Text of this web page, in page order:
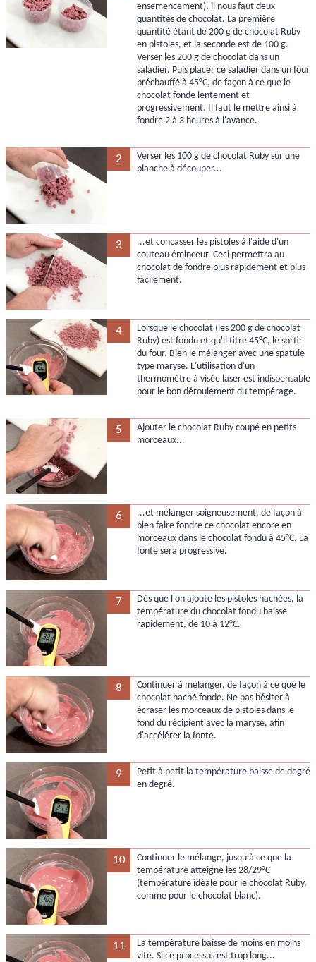
ensemencement), il nous faut deux
quantités de chocolat. La première
quantité étant de 200 g de chocolat Ruby
en pistoles, et la seconde est de 100 g.
Verser les 200 g de chocolat dans un
saladier. Puis placer ce saladier dans un four
préchauffé à 45°C, de façon à ce que le
chocolat fonde lentement et
progressivement. Il faut le mettre ainsi à
fondre 2 à 3 heures à l'avance.
2
Verser les 100 g de chocolat Ruby sur une
planche à découper...
3
...et concasser les pistoles à l'aide d'un
couteau éminceur. Ceci permettra au
chocolat de fondre plus rapidement et plus
facilement.
4
Lorsque le chocolat (les 200 g de chocolat
Ruby) est fondu et qu'il titre 45°C, le sortir
du four. Bien le mélanger avec une spatule
type maryse. L'utilisation d'un
thermomètre à visée laser est indispensable
pour le bon déroulement du tempérage.
5
Ajouter le chocolat Ruby coupé en petits
morceaux...
6
...et mélanger soigneusement, de façon à
bien faire fondre ce chocolat encore en
morceaux dans le chocolat fondu à 45°C. La
fonte sera progressive.
7
Dès que l'on ajoute les pistoles hachées, la
température du chocolat fondu baisse
rapidement, de 10 à 12°C.
8
Continuer à mélanger, de façon à ce que le
chocolat haché fonde. Ne pas hésiter à
écraser les morceaux de pistoles dans le
fond du récipient avec la maryse, afin
d'accélérer la fonte.
9
Petit à petit la température baisse de degré
en degré.
10
Continuer le mélange, jusqu'à ce que la
température atteigne les 28/29°C
(température idéale pour le chocolat Ruby,
comme pour le chocolat blanc).
11
La température baisse de moins en moins
vite. Si ce processus est trop long...